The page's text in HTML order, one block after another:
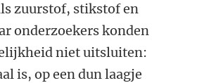
zuurstof, stikstof en
onderzoekers konden
niet uitsluiten:
is, op een dun laagje